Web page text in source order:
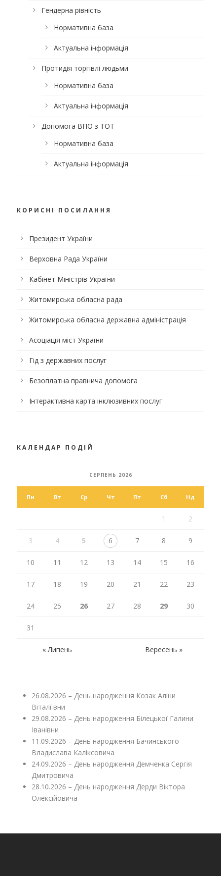
Гендерна рівність
Нормативна база
Актуальна інформація
Протидія торгівлі людьми
Нормативна база
Актуальна інформація
Допомога ВПО з ТОТ
Нормативна база
Актуальна інформація
КОРИСНІ ПОСИЛАННЯ
Президент України
Верховна Рада України
Кабінет Міністрів України
Житомирська обласна рада
Житомирська обласна державна адміністрація
Асоціація міст України
Гід з державних послуг
Безоплатна правнича допомога
Інтерактивна карта інклюзивних послуг
КАЛЕНДАР ПОДІЙ
СЕРПЕНЬ 2026
Пн Вт Ср Чт Пт Сб Нд
1 2
3 4 5 6 7 8 9
10 11 12 13 14 15 16
17 18 19 20 21 22 23
24 25 26 27 28 29 30
31
« Липень Вересень »
26.08.2026 – День народження Козак Аліни
Віталіївни
29.08.2026 – День народження Білецької Галини
Іванівни
11.09.2026 – День народження Бачинського
Владислава Каліксовича
24.09.2026 – День народження Демченка Сергія
Дмитровича
28.10.2026 – День народження Дерди Віктора
Олексійовича